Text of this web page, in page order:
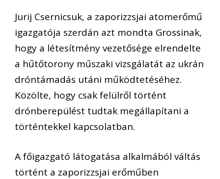
Jurij Csernicsuk, a zaporizzsjai atomerőmű
igazgatója szerdán azt mondta Grossinak,
hogy a létesítmény vezetősége elrendelte
a hűtőtorony műszaki vizsgálatát az ukrán
dróntámadás utáni működtetéséhez.
Közölte, hogy csak felülről történt
drónberepülést tudtak megállapítani a
történtekkel kapcsolatban.
A főigazgató látogatása alkalmából váltás
történt a zaporizzsjai erőműben